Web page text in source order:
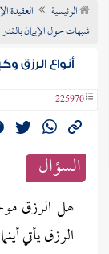
الفتوى
الرئيسية العقيدة
شبهات حول الإيمان بالقدر
أنواع الرزق
225970
السؤال
هل الرزق
الرزق يأتي